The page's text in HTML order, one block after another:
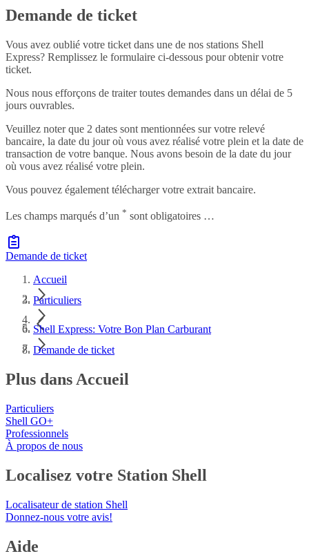
Demande de ticket
Vous avez oublié votre ticket dans une de nos stations Shell
Express? Remplissez le formulaire ci-dessous pour obtenir votre
ticket.
Nous nous efforçons de traiter toutes demandes dans un délai de 5
jours ouvrables.
Veuillez noter que 2 dates sont mentionnées sur votre relevé
bancaire, la date du jour où vous avez réalisé votre plein et la date de
transaction de votre banque. Nous avons besoin de la date du jour
où vous avez réalisé votre plein.
Vous pouvez également télécharger votre extrait bancaire.
Les champs marqués d’un * sont obligatoires …
Demande de ticket
Accueil
Particuliers
Shell Express: Votre Bon Plan Carburant
Demande de ticket
Plus dans Accueil
Particuliers
Shell GO+
Professionnels
À propos de nous
Localisez votre Station Shell
Localisateur de station Shell
Donnez-nous votre avis!
Aide